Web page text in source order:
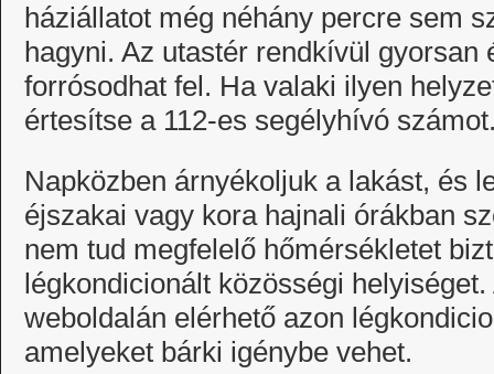
háziállatot még néhány percre sem
hagyni. Az utastér rendkívül
forrósodhat fel. Ha valaki ilyen
értesítse a 112-es segélyhívó
Napközben árnyékoljuk a lakást, és
éjszakai vagy kora hajnali órákban
nem tud megfelelő hőmérsékletet
légkondicionált közösségi
weboldalán elérhető azon
amelyeket bárki igénybe vehet.